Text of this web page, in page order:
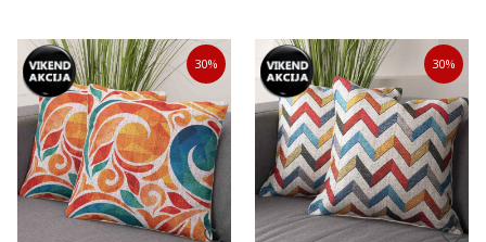
Veličina
40X40
Dodaj u korpu Veličina
40X40 50X50
Dodaj u korpu
30% 30%